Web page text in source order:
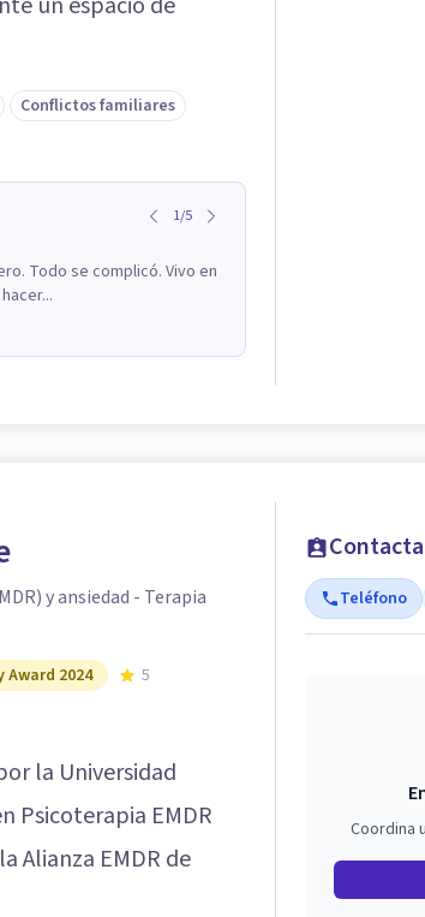
Conflictos familiares
1/5
Todo se complicó. Vivo en
y ansiedad - Terapia
2024 5
la Universidad
Psicoterapia EMDR
Alianza EMDR de
Teléfono
Coordina